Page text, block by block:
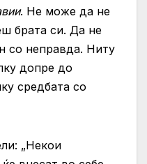
. Не може да не
брата си. Да не
со неправда. Ниту
допре до
средбата со
„Некои